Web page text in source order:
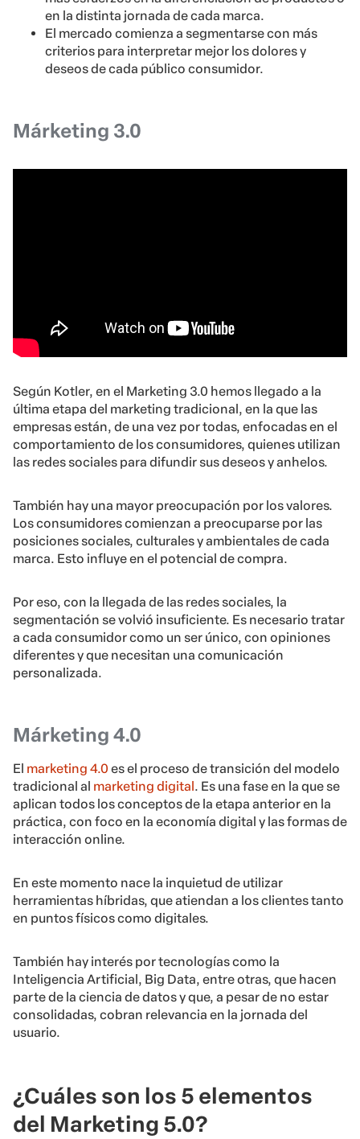
en la distinta jornada de cada marca.
El mercado comienza a segmentarse con más
criterios para interpretar mejor los dolores y
deseos de cada público consumidor.
Márketing 3.0
Según Kotler, en el Marketing 3.0 hemos llegado a la
última etapa del marketing tradicional, en la que las
empresas están, de una vez por todas, enfocadas en el
comportamiento de los consumidores, quienes utilizan
las redes sociales para difundir sus deseos y anhelos.
También hay una mayor preocupación por los valores.
Los consumidores comienzan a preocuparse por las
posiciones sociales, culturales y ambientales de cada
marca. Esto influye en el potencial de compra.
Por eso, con la llegada de las redes sociales, la
segmentación se volvió insuficiente. Es necesario tratar
a cada consumidor como un ser único, con opiniones
diferentes y que necesitan una comunicación
personalizada.
Márketing 4.0
El marketing 4.0 es el proceso de transición del modelo
tradicional al marketing digital . Es una fase en la que se
aplican todos los conceptos de la etapa anterior en la
práctica, con foco en la economía digital y las formas de
interacción online.
En este momento nace la inquietud de utilizar
herramientas híbridas, que atiendan a los clientes tanto
en puntos físicos como digitales.
También hay interés por tecnologías como la
Inteligencia Artificial, Big Data, entre otras, que hacen
parte de la ciencia de datos y que, a pesar de no estar
consolidadas, cobran relevancia en la jornada del
usuario.
¿Cuáles son los 5 elementos
del Marketing 5.0?